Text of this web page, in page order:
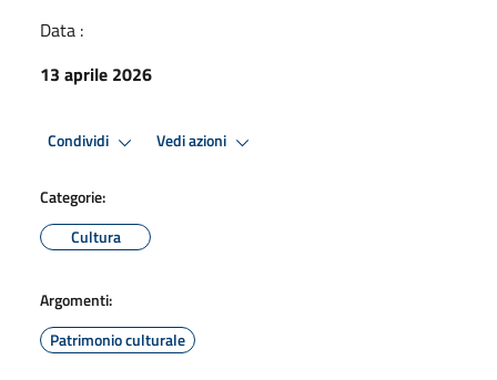
Data :
13 aprile 2026
Condividi Vedi azioni
Categorie:
Cultura
Argomenti:
Patrimonio culturale